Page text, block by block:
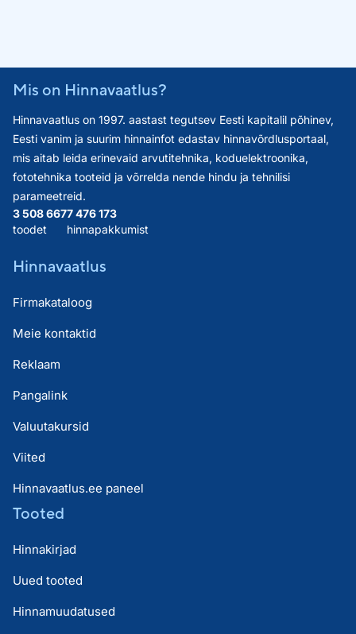
Mis on Hinnavaatlus?
Hinnavaatlus on 1997. aastast tegutsev Eesti kapitalil põhinev,
Eesti vanim ja suurim hinnainfot edastav hinnavõrdlusportaal,
mis aitab leida erinevaid arvutitehnika, koduelektroonika,
fototehnika tooteid ja võrrelda nende hindu ja tehnilisi
parameetreid.
3 508 667
toodet
7 476 173
hinnapakkumist
Hinnavaatlus
Firmakataloog
Meie kontaktid
Reklaam
Pangalink
Valuutakursid
Viited
Hinnavaatlus.ee paneel
Tooted
Hinnakirjad
Uued tooted
Hinnamuudatused